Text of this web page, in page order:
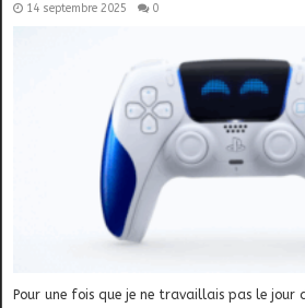
14 septembre 2025 0
Pour une fois que je ne travaillais pas le jour